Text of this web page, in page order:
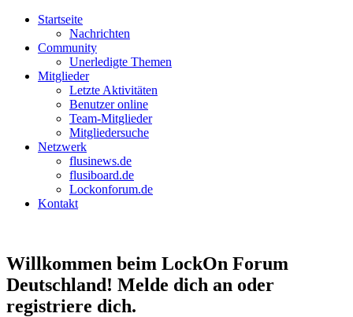
Startseite
Nachrichten
Community
Unerledigte Themen
Mitglieder
Letzte Aktivitäten
Benutzer online
Team-Mitglieder
Mitgliedersuche
Netzwerk
flusinews.de
flusiboard.de
Lockonforum.de
Kontakt
Willkommen beim LockOn Forum
Deutschland! Melde dich an oder
registriere dich.